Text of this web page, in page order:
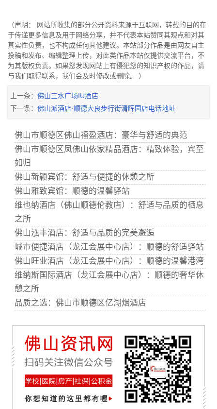
（声明： 网站所收集的部分公开资料来源于互联网，转载的目的在
于传递更多信息及用于网络分享，并不代表本站赞同其观点和对其
真实性负责，也不构成任何其他建议。本站部分作品是由网友自主
投稿和发布、编辑整理上传，对此类作品本站仅提供交流平台，不
为其版权负责。如果您发现网站上有侵犯您的知识产权的作品，请
与我们取得联系，我们会及时修改或删除。 ）
上一条： 佛山三水广场IU酒店
下一条： 佛山派酒店·顺德大良步行街清晖园店电话地址
佛山市顺德区佛山福盈酒店：豪华与舒适的典范
佛山市顺德区凤佛山依家精品酒店：精致体验，宾至
如归
佛山新颖宾馆：舒适与便捷的休憩之所
佛山雅致宾馆：顺德的温馨驿站
维也纳酒店（佛山顺德伦教店）：舒适与品质的栖息
之所
佛山泓丰酒店：舒适与品质的完美邂逅
城市便捷酒店（龙江会展中心店）：顺德的舒适驿站
佛山旺业酒店（龙江会展中心店）：顺德的温馨港湾
维纳斯国际酒店（龙江会展中心店）：顺德的奢华休
憩之所
品质之选：佛山市顺德区亿湖烟酒店